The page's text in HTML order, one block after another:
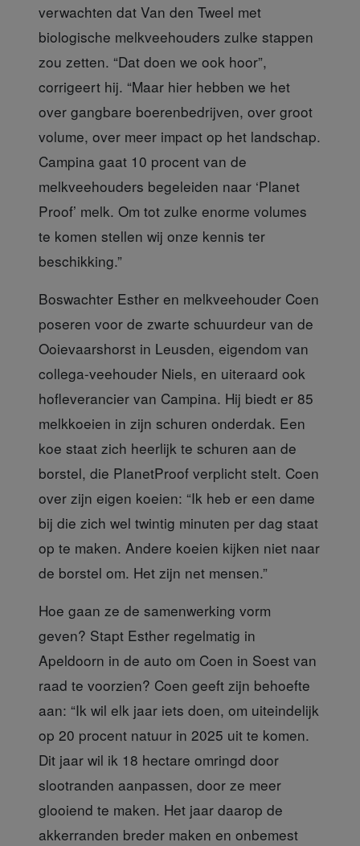
verwachten dat Van den Tweel met
biologische melkveehouders zulke stappen
zou zetten. “Dat doen we ook hoor”,
corrigeert hij. “Maar hier hebben we het
over gangbare boerenbedrijven, over groot
volume, over meer impact op het landschap.
Campina gaat 10 procent van de
melkveehouders begeleiden naar ‘Planet
Proof’ melk. Om tot zulke enorme volumes
te komen stellen wij onze kennis ter
beschikking.”
Boswachter Esther en melkveehouder Coen
poseren voor de zwarte schuurdeur van de
Ooievaarshorst in Leusden, eigendom van
collega-veehouder Niels, en uiteraard ook
hofleverancier van Campina. Hij biedt er 85
melkkoeien in zijn schuren onderdak. Een
koe staat zich heerlijk te schuren aan de
borstel, die PlanetProof verplicht stelt. Coen
over zijn eigen koeien: “Ik heb er een dame
bij die zich wel twintig minuten per dag staat
op te maken. Andere koeien kijken niet naar
de borstel om. Het zijn net mensen.”
Hoe gaan ze de samenwerking vorm
geven? Stapt Esther regelmatig in
Apeldoorn in de auto om Coen in Soest van
raad te voorzien? Coen geeft zijn behoefte
aan: “Ik wil elk jaar iets doen, om uiteindelijk
op 20 procent natuur in 2025 uit te komen.
Dit jaar wil ik 18 hectare omringd door
slootranden aanpassen, door ze meer
glooiend te maken. Het jaar daarop de
akkerranden breder maken en onbemest